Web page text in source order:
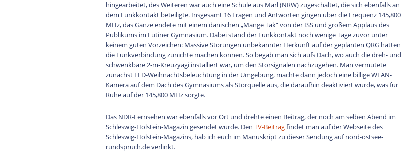
hingearbeitet, des Weiteren war auch eine Schule aus Marl (NRW) zugeschaltet, die sich ebenfalls an
dem Funkkontakt beteiligte. Insgesamt 16 Fragen und Antworten gingen über die Frequenz 145,800
MHz, das Ganze endete mit einem dänischen „Mange Tak“ von der ISS und großem Applaus des
Publikums im Eutiner Gymnasium. Dabei stand der Funkkontakt noch wenige Tage zuvor unter
keinem guten Vorzeichen: Massive Störungen unbekannter Herkunft auf der geplanten QRG hätten
die Funkverbindung zunichte machen können. So begab man sich aufs Dach, wo auch die dreh- und
schwenkbare 2-m-Kreuzyagi installiert war, um den Störsignalen nachzugehen. Man vermutete
zunächst LED-Weihnachtsbeleuchtung in der Umgebung, machte dann jedoch eine billige WLAN-
Kamera auf dem Dach des Gymnasiums als Störquelle aus, die daraufhin deaktiviert wurde, was für
Ruhe auf der 145,800 MHz sorgte.
Das NDR-Fernsehen war ebenfalls vor Ort und drehte einen Beitrag, der noch am selben Abend im
Schleswig-Holstein-Magazin gesendet wurde. Den TV-Beitragfindet man auf der Webseite des
Schleswig-Holstein-Magazins, hab ich euch im Manuskript zu dieser Sendung auf nord-ostsee-
rundspruch.de verlinkt.